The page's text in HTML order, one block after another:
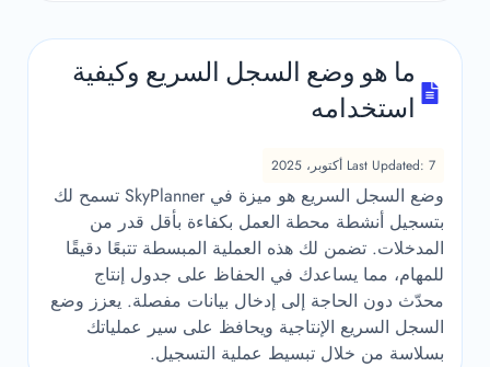
ما هو وضع السجل السريع وكيفية
استخدامه
Last Updated: 7 أكتوبر، 2025
وضع السجل السريع هو ميزة في SkyPlanner تسمح لك
بتسجيل أنشطة محطة العمل بكفاءة بأقل قدر من
المدخلات. تضمن لك هذه العملية المبسطة تتبعًا دقيقًا
للمهام، مما يساعدك في الحفاظ على جدول إنتاج
محدّث دون الحاجة إلى إدخال بيانات مفصلة. يعزز وضع
السجل السريع الإنتاجية ويحافظ على سير عملياتك
بسلاسة من خلال تبسيط عملية التسجيل.